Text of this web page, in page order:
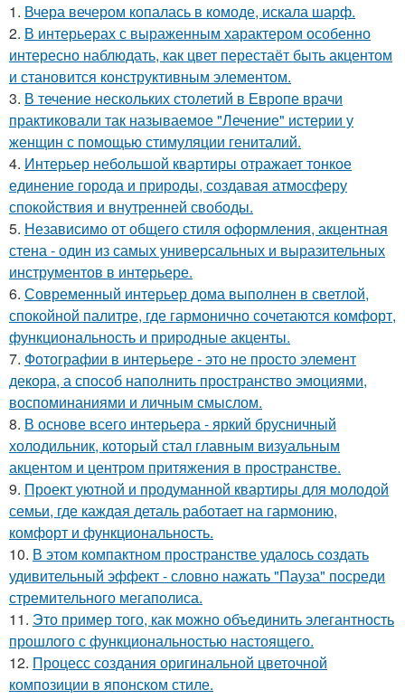
1. Вчера вечером копалась в комоде, искала шарф.
2. В интерьерах с выраженным характером особенно
интересно наблюдать, как цвет перестаёт быть акцентом
и становится конструктивным элементом.
3. В течение нескольких столетий в Европе врачи
практиковали так называемое "Лечение" истерии у
женщин с помощью стимуляции гениталий.
4. Интерьер небольшой квартиры отражает тонкое
единение города и природы, создавая атмосферу
спокойствия и внутренней свободы.
5. Независимо от общего стиля оформления, акцентная
стена - один из самых универсальных и выразительных
инструментов в интерьере.
6. Современный интерьер дома выполнен в светлой,
спокойной палитре, где гармонично сочетаются комфорт,
функциональность и природные акценты.
7. Фотографии в интерьере - это не просто элемент
декора, а способ наполнить пространство эмоциями,
воспоминаниями и личным смыслом.
8. В основе всего интерьера - яркий брусничный
холодильник, который стал главным визуальным
акцентом и центром притяжения в пространстве.
9. Проект уютной и продуманной квартиры для молодой
семьи, где каждая деталь работает на гармонию,
комфорт и функциональность.
10. В этом компактном пространстве удалось создать
удивительный эффект - словно нажать "Пауза" посреди
стремительного мегаполиса.
11. Это пример того, как можно объединить элегантность
прошлого с функциональностью настоящего.
12. Процесс создания оригинальной цветочной
композиции в японском стиле.